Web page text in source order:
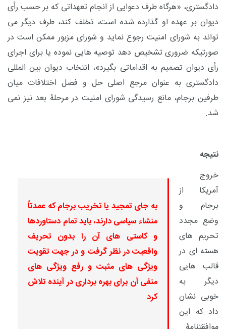
دادگستری، «هرگاه طرف دعوایی از انجام تعهداتی که بر حسب رأی
دیوان بر عهده او گذارده شده است، تخلف کند، طرف دیگر می
تواند به شورای امنیت رجوع نماید و شورای مزبور ممکن است در
صورتیکه ضروری تشخیص دهد توصیه هایی نموده یا برای اجرای
رأی دیوان تصمیم به اقداماتی بگیرد»، انتخاب دیوان بین المللی
دادگستری به عنوان مرجع اصلی حل و فصل اختلافات میان
طرفین برجام، مانع رسیدگی شورای امنیت در مرحلۀ بعد نیز نمی
شد.
نتیجه
به جای تمجید یا تخریب برجام که عمدتاً
منشاء سیاسی دارند، باید تمام دستاوردها
و کاستی های آن را بدون تحریف
واقعیت در نظر گرفت و در جهت تقویت
ویژگی های مثبت و رفع ویژگی های
منفی آن برای بهره برداری در آینده تلاش
کرد
خروج
آمریکا از
برجام و
وضع مجدد
تحریم های
هسته ای در
قالب هایی
دیگر به
خوبی نشان
داد که این